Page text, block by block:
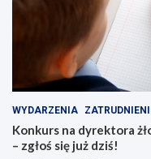
WYDARZENIA
Konkurs na dyrektora
– zgłoś się już dziś!